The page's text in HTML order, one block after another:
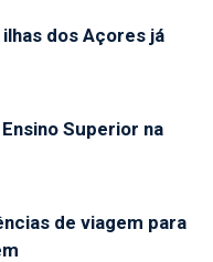
dos Açores já
Superior na
de viagem para